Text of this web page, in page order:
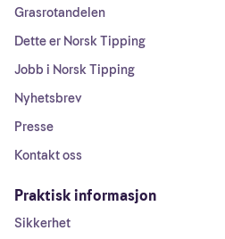
Grasrotandelen
Dette er Norsk Tipping
Jobb i Norsk Tipping
Nyhetsbrev
Presse
Kontakt oss
Praktisk informasjon
Sikkerhet